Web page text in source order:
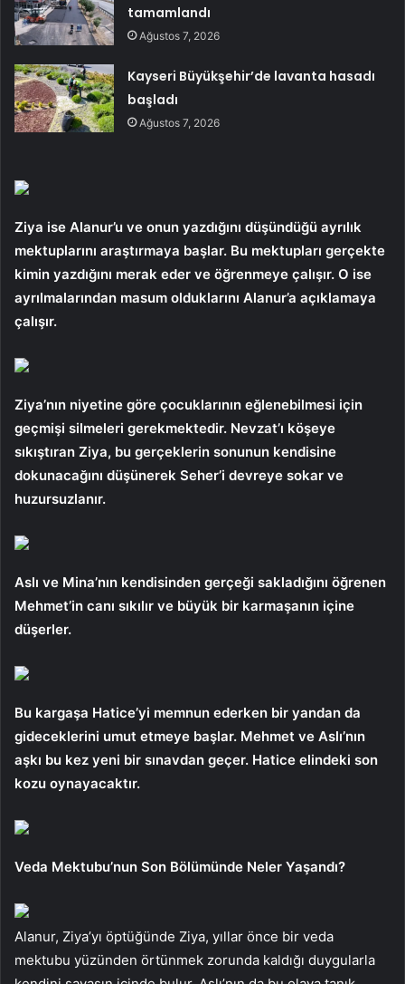
tamamlandı
Ağustos 7, 2026
Kayseri Büyükşehir’de lavanta hasadı
başladı
Ağustos 7, 2026
Ziya ise Alanur’u ve onun yazdığını düşündüğü ayrılık
mektuplarını araştırmaya başlar. Bu mektupları gerçekte
kimin yazdığını merak eder ve öğrenmeye çalışır. O ise
ayrılmalarından masum olduklarını Alanur’a açıklamaya
çalışır.
Ziya’nın niyetine göre çocuklarının eğlenebilmesi için
geçmişi silmeleri gerekmektedir. Nevzat’ı köşeye
sıkıştıran Ziya, bu gerçeklerin sonunun kendisine
dokunacağını düşünerek Seher’i devreye sokar ve
huzursuzlanır.
Aslı ve Mina’nın kendisinden gerçeği sakladığını öğrenen
Mehmet’in canı sıkılır ve büyük bir karmaşanın içine
düşerler.
Bu kargaşa Hatice’yi memnun ederken bir yandan da
gideceklerini umut etmeye başlar. Mehmet ve Aslı’nın
aşkı bu kez yeni bir sınavdan geçer. Hatice elindeki son
kozu oynayacaktır.
Veda Mektubu’nun Son Bölümünde Neler Yaşandı?
Alanur, Ziya’yı öptüğünde Ziya, yıllar önce bir veda
mektubu yüzünden örtünmek zorunda kaldığı duygularla